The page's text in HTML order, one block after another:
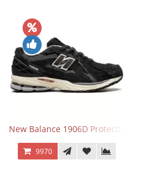
New Balance 1906D Protection
9970